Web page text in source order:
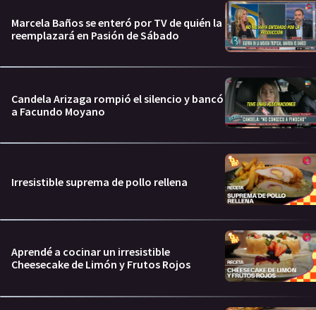
Marcela Baños se enteró por TV de quién la
reemplazará en Pasión de Sábado
Candela Arizaga rompió el silencio y bancó
a Facundo Moyano
Irresistible suprema de pollo rellena
Aprendé a cocinar un irresistible
Cheesecake de Limón y Frutos Rojos